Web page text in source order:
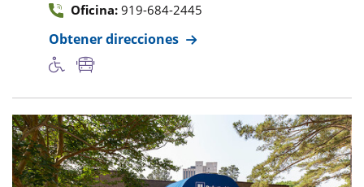
Oficina: 919-684-2445
Obtener direcciones